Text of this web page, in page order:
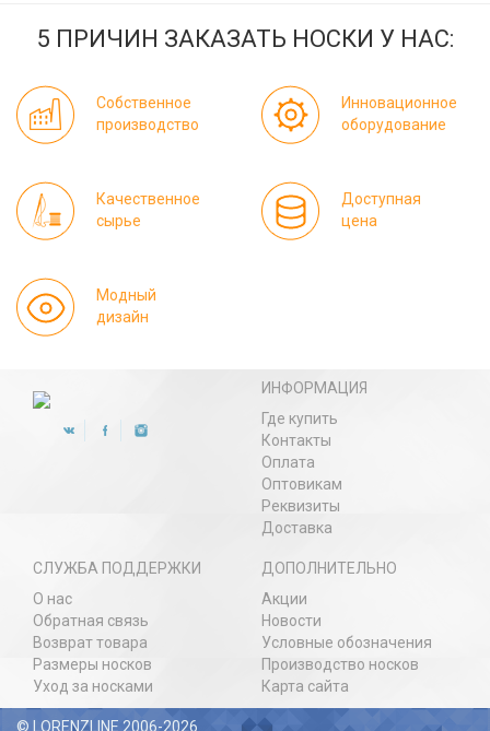
5 ПРИЧИН ЗАКАЗАТЬ НОСКИ У НАС:
Собственное
производство
Инновационное
оборудование
Качественное
сырье
Доступная
цена
Модный
дизайн
ИНФОРМАЦИЯ
Где купить
Контакты
Оплата
Оптовикам
Реквизиты
Доставка
СЛУЖБА ПОДДЕРЖКИ
О нас
Обратная связь
Возврат товара
Размеры носков
Уход за носками
ДОПОЛНИТЕЛЬНО
Акции
Новости
Условные обозначения
Производство носков
Карта сайта
© LORENZLINE 2006-2026.